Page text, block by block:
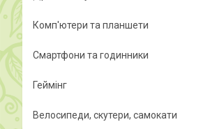
Комп'ютери та планшети
Смартфони та годинники
Геймінг
Велосипеди, скутери, самокати